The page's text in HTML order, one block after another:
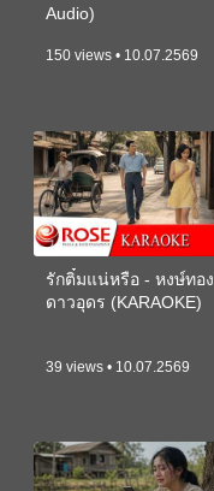
Audio)
150 views • 10.07.2569
รักติ๋มแน่หรือ - หงษ์ทอง
ดาวอุดร (KARAOKE)
39 views • 10.07.2569